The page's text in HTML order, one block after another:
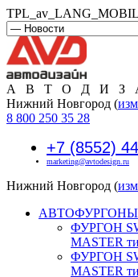
А В Т О Д И З
Нижний Новгород (
8 800 250 35 28
+7 (8552)
marketing@avtodesign.ru
Нижний Новгород (
АВТОФУРГОНЫ
ФУРГОН
MASTER
ФУРГОН
MASTER